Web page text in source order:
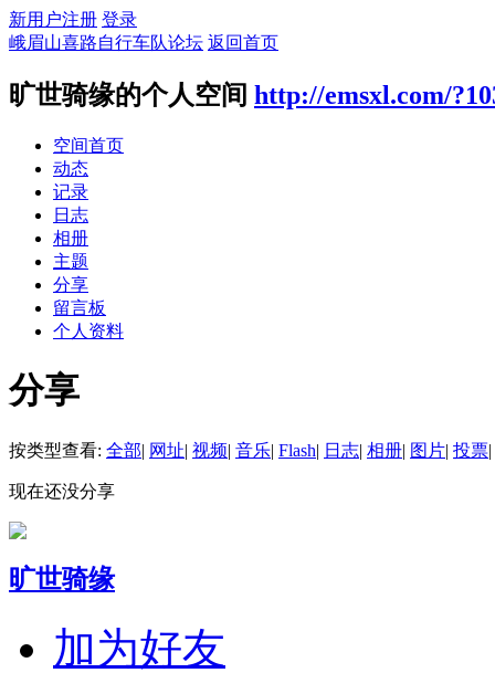
新用户注册 登录
峨眉山喜路自行车队论坛 返回首页
旷世骑缘的个人空间 http://emsxl.com/
空间首页
动态
记录
日志
相册
主题
分享
留言板
个人资料
分享
按类型查看: 全部| 网址| 视频| 音乐| Flash| 日志| 相册| 图片| 投票|
现在还没分享
旷世骑缘
加为好友